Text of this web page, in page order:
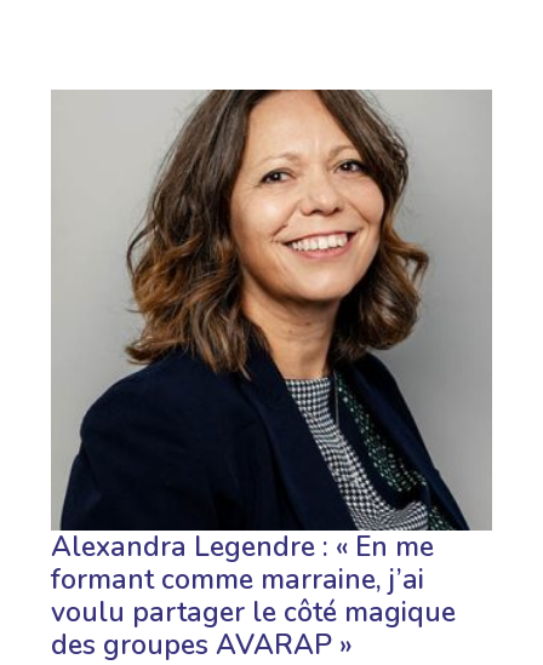
Alexandra Legendre : « En me
formant comme marraine, j’ai
voulu partager le côté magique
des groupes AVARAP »